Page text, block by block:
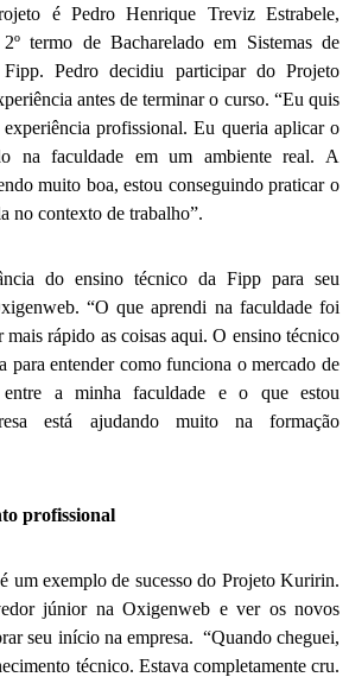
é Pedro Henrique Treviz Estrabele,
termo de Bacharelado em Sistemas de
Pedro decidiu participar do Projeto
antes de terminar o curso. “Eu quis
profissional. Eu queria aplicar o
na faculdade em um ambiente real. A
muito boa, estou conseguindo praticar o
no contexto de trabalho”.
do ensino técnico da Fipp para seu
“O que aprendi na faculdade foi
mais rápido as coisas aqui. O ensino técnico
para entender como funciona o mercado de
entre a minha faculdade e o que estou
está ajudando muito na formação
profissional
um exemplo de sucesso do Projeto Kuririn.
júnior na Oxigenweb e ver os novos
seu início na empresa. “Quando cheguei,
técnico. Estava completamente cru.